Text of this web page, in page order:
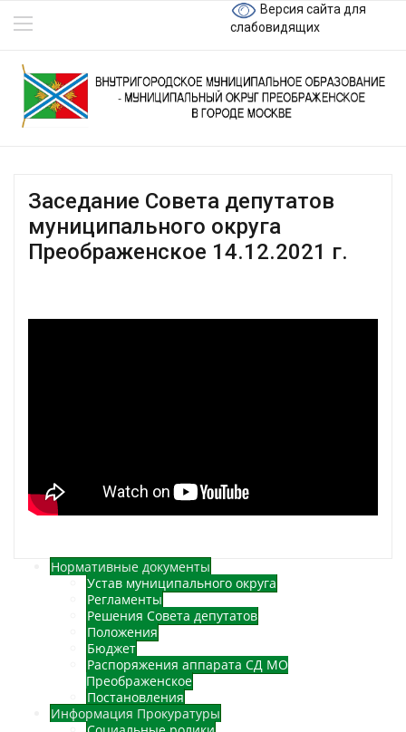
Версия сайта для
слабовидящих
Заседание Совета депутатов
муниципального округа
Преображенское 14.12.2021 г.
Нормативные документы
Устав муниципального округа
Регламенты
Решения Совета депутатов
Положения
Бюджет
Распоряжения аппарата СД МО
Преображенское
Постановления
Информация Прокуратуры